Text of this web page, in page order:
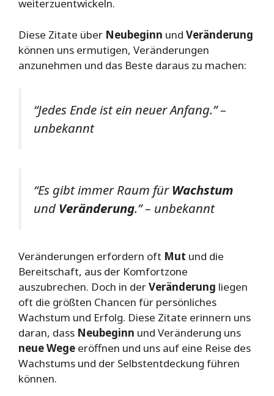
weiterzuentwickeln.
Diese Zitate über Neubeginn und Veränderung
können uns ermutigen, Veränderungen
anzunehmen und das Beste daraus zu machen:
“Jedes Ende ist ein neuer Anfang.” –
unbekannt
“Es gibt immer Raum fürWachstum
und Veränderung.” – unbekannt
Veränderungen erfordern oft Mut und die
Bereitschaft, aus der Komfortzone
auszubrechen. Doch in derVeränderung liegen
oft die größten Chancen für persönliches
Wachstum und Erfolg. Diese Zitate erinnern uns
daran, dass Neubeginn und Veränderung uns
neue Wege eröffnen und uns auf eine Reise des
Wachstums und der Selbstentdeckung führen
können.